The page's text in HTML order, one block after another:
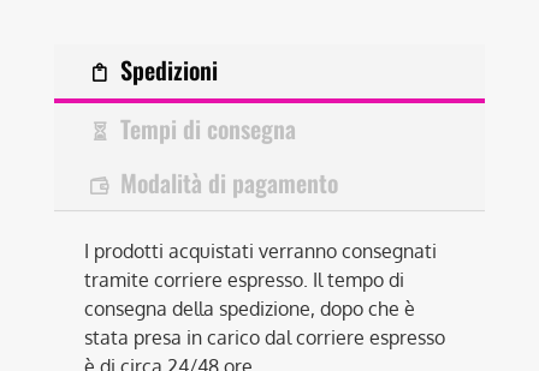
Spedizioni
Tempi di consegna
Modalità di pagamento
I prodotti acquistati verranno consegnati
tramite corriere espresso. Il tempo di
consegna della spedizione, dopo che è
stata presa in carico dal corriere espresso
è di circa 24/48 ore.